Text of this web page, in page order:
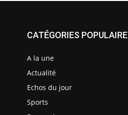
CATÉGORIES POPULAIRE
A la une
Actualité
Echos du jour
Sports